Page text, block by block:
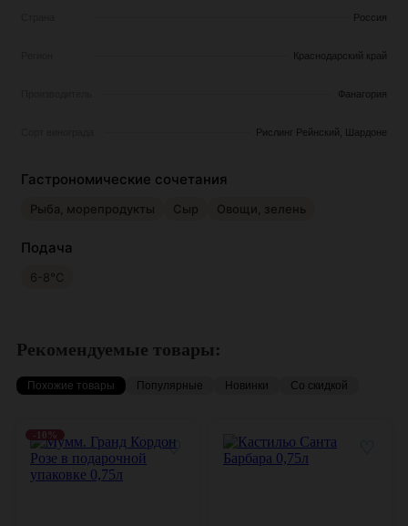
Россия
Краснодарский край
Фанагория
Рислинг Рейнский, Шардоне
Гастрономические сочетания
Рыба, морепродукты Сыр Овощи, зелень
Подача
6-8°С
Рекомендуемые товары:
Похожие товары Популярные Новинки Со скидкой
-10%
♡